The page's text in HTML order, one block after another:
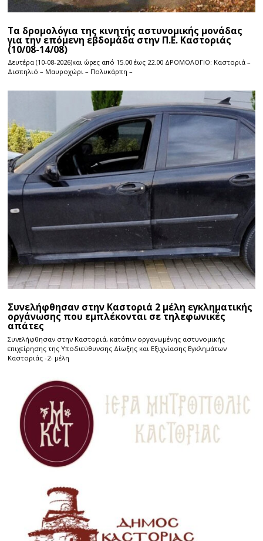
Τα δρομολόγια της κινητής αστυνομικής μονάδας
για την επόμενη εβδομάδα στην Π.Ε. Καστοριάς
(10/08-14/08)
Δευτέρα (10-08-2026)και ώρες από 15.00 έως 22.00 ΔΡΟΜΟΛΟΓΙΟ: Καστοριά –
Δισπηλιό – Μαυροχώρι – Πολυκάρπη –
Συνελήφθησαν στην Καστοριά 2 μέλη εγκληματικής
οργάνωσης που εμπλέκονται σε τηλεφωνικές
απάτες
Συνελήφθησαν στην Καστοριά, κατόπιν οργανωμένης αστυνομικής
επιχείρησης της Υποδιεύθυνσης Δίωξης και Εξιχνίασης Εγκλημάτων
Καστοριάς -2- μέλη